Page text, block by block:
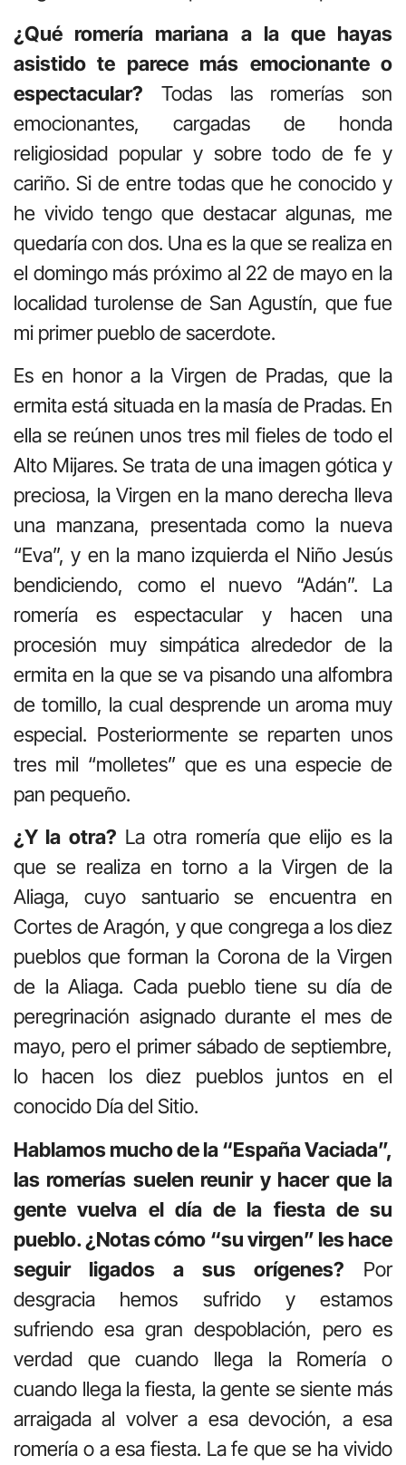
¿Qué romería mariana a la que hayas
asistido te parece más emocionante o
espectacular? Todas las romerías son
emocionantes, cargadas de honda
religiosidad popular y sobre todo de fe y
cariño. Si de entre todas que he conocido y
he vivido tengo que destacar algunas, me
quedaría con dos. Una es la que se realiza en
el domingo más próximo al 22 de mayo en la
localidad turolense de San Agustín, que fue
mi primer pueblo de sacerdote.
Es en honor a la Virgen de Pradas, que la
ermita está situada en la masía de Pradas. En
ella se reúnen unos tres mil fieles de todo el
Alto Mijares. Se trata de una imagen gótica y
preciosa, la Virgen en la mano derecha lleva
una manzana, presentada como la nueva
“Eva”, y en la mano izquierda el Niño Jesús
bendiciendo, como el nuevo “Adán”. La
romería es espectacular y hacen una
procesión muy simpática alrededor de la
ermita en la que se va pisando una alfombra
de tomillo, la cual desprende un aroma muy
especial. Posteriormente se reparten unos
tres mil “molletes” que es una especie de
pan pequeño.
¿Y la otra? La otra romería que elijo es la
que se realiza en torno a la Virgen de la
Aliaga, cuyo santuario se encuentra en
Cortes de Aragón, y que congrega a los diez
pueblos que forman la Corona de la Virgen
de la Aliaga. Cada pueblo tiene su día de
peregrinación asignado durante el mes de
mayo, pero el primer sábado de septiembre,
lo hacen los diez pueblos juntos en el
conocido Día del Sitio.
Hablamos mucho de la “España Vaciada”,
las romerías suelen reunir y hacer que la
gente vuelva el día de la fiesta de su
pueblo. ¿Notas cómo “su virgen” les hace
seguir ligados a sus orígenes? Por
desgracia hemos sufrido y estamos
sufriendo esa gran despoblación, pero es
verdad que cuando llega la Romería o
cuando llega la fiesta, la gente se siente más
arraigada al volver a esa devoción, a esa
romería o a esa fiesta. La fe que se ha vivido